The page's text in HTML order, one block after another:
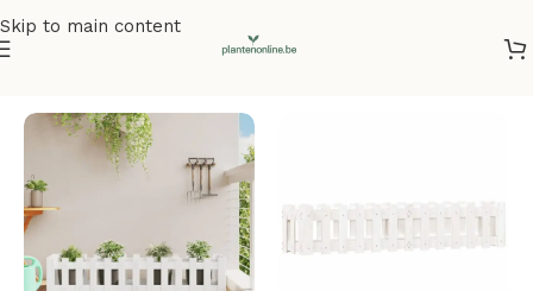
Skip to main content